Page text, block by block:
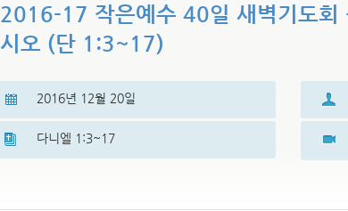
2016-17 작은예수 40일 새벽기도회
시오 (단 1:3~17)
2016년 12월 20일
다니엘 1:3~17